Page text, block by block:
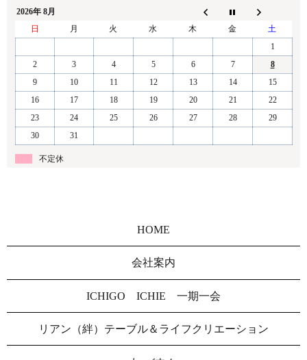
2026年 8月
日
月 火 水 木 金
土
1
2
3 4 5 6 7
8
9
10 11 12 13 14
15
16
17 18 19 20 21
22
23
24 25 26 27 28
29
30
31
不定休
HOME
会社案内
ICHIGO ICHIE 一期一会
リアン（絆）テーブル＆ライフクリエーション